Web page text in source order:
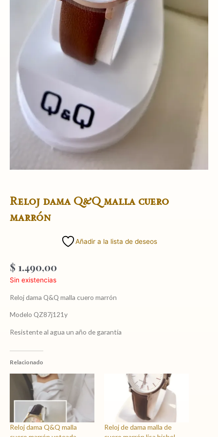
Reloj dama Q&Q malla cuero
marrón
Añadir a la lista de deseos
$ 1.490,00
Sin existencias
Reloj dama Q&Q malla cuero marrón
Modelo QZ87j121y
Resistente al agua un año de garantía
Relacionado
Reloj dama Q&Q malla
Reloj de dama malla de